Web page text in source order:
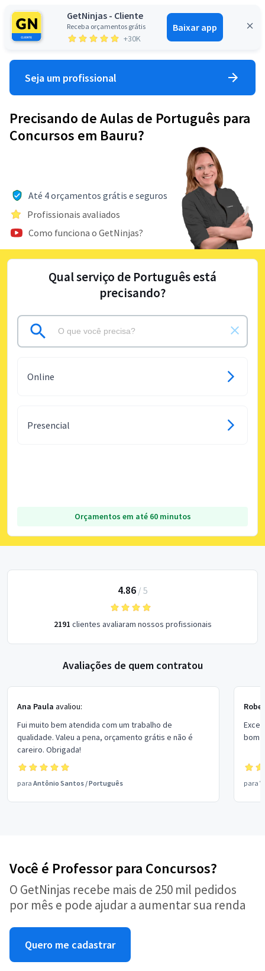
GetNinjas - Cliente
Receba orçamentos grátis
+30K
Baixar app
Entrar
Seja um profissional
Precisando de Aulas de Português para
Concursos em Bauru?
Até 4 orçamentos grátis e seguros
Profissionais avaliados
Como funciona o GetNinjas?
Qual serviço de Português está
precisando?
Online
Presencial
Orçamentos em até 60 minutos
4.86/ 5
2191 clientes avaliaram nossos profissionais
Avaliações de quem contratou
Ana Paula avaliou:
Fui muito bem atendida com um trabalho de
qualidade. Valeu a pena, orçamento grátis e não é
careiro. Obrigada!
para Antônio Santos /Português
bom
para
Você é Professor para Concursos?
O GetNinjas recebe mais de 250 mil pedidos
por mês e pode ajudar a aumentar sua renda
Quero me cadastrar